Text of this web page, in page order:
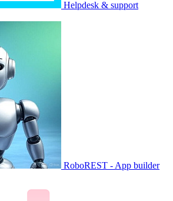
Helpdesk & support
RoboREST - App builder